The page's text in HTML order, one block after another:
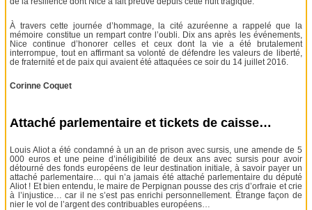
À travers cette journée d’hommage, la cité azuréenne a rappelé que la
mémoire constitue un rempart contre l’oubli. Dix ans après les événements,
Nice continue d’honorer celles et ceux dont la vie a été brutalement
interrompue, tout en affirmant sa volonté de défendre les valeurs de liberté,
de fraternité et de paix qui avaient été attaquées ce soir du 14 juillet 2016.
Corinne Coquet
Attaché parlementaire et tickets de caisse…
Louis Aliot a été condamné à un an de prison avec sursis, une amende de 5
000 euros et une peine d’inéligibilité de deux ans avec sursis pour avoir
détourné des fonds européens de leur destination initiale, à savoir payer un
attaché parlementaire… qui n’a jamais été attaché parlementaire du député
Aliot ! Et bien entendu, le maire de Perpignan pousse des cris d’orfraie et crie
à l’injustice… car il ne s’est pas enrichi personnellement. Étrange façon de
nier le vol de l’argent des contribuables européens…